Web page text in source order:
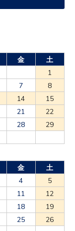
金
土
1
7
8
14
15
21
22
28
29
金
土
4
5
11
12
18
19
25
26